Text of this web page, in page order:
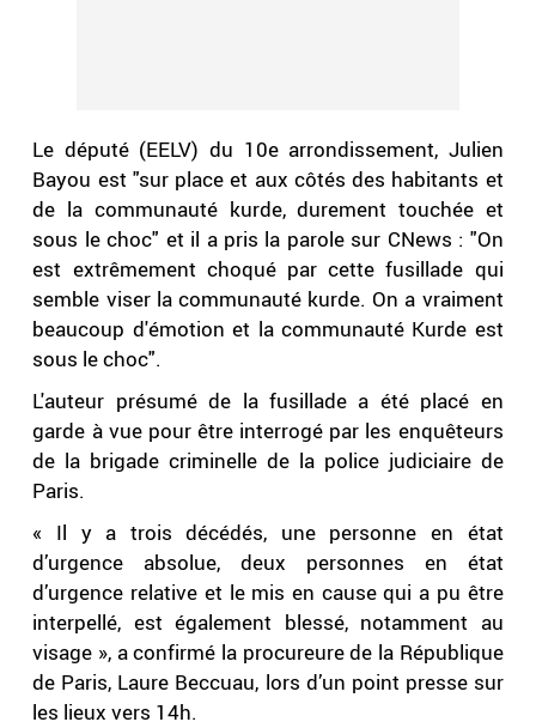
Le député (EELV) du 10e arrondissement, Julien
Bayou est "sur place et aux côtés des habitants et
de la communauté kurde, durement touchée et
sous le choc" et il a pris la parole sur CNews : "On
est extrêmement choqué par cette fusillade qui
semble viser la communauté kurde. On a vraiment
beaucoup d'émotion et la communauté Kurde est
sous le choc".
L'auteur présumé de la fusillade a été placé en
garde à vue pour être interrogé par les enquêteurs
de la brigade criminelle de la police judiciaire de
Paris.
« Il y a trois décédés, une personne en état
d’urgence absolue, deux personnes en état
d’urgence relative et le mis en cause qui a pu être
interpellé, est également blessé, notamment au
visage », a confirmé la procureure de la République
de Paris, Laure Beccuau, lors d’un point presse sur
les lieux vers 14h.